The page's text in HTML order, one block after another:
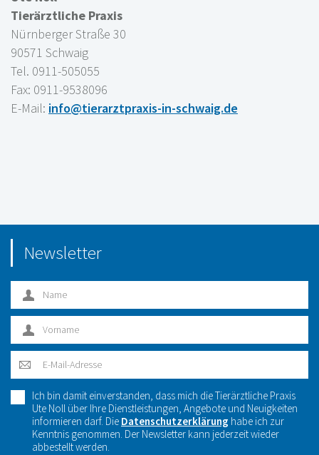
Tierärztliche Praxis
Nürnberger Straße 30
90571 Schwaig
Tel. 0911-505055
Fax: 0911-9538096
E-Mail: info@tierarztpraxis-in-schwaig.de
Newsletter
Ich bin damit einverstanden, dass mich die Tierärztliche Praxis
Ute Noll über Ihre Dienstleistungen, Angebote und Neuigkeiten
informieren darf. Die Datenschutzerklärung habe ich zur
Kenntnis genommen. Der Newsletter kann jederzeit wieder
abbestellt werden.